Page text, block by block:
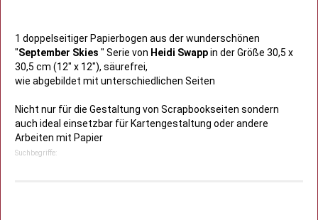
1 doppelseitiger Papierbogen aus der wunderschönen
"September Skies " Serie von Heidi Swappin der Größe 30,5 x
30,5 cm (12" x 12"), säurefrei,
wie abgebildet mit unterschiedlichen Seiten
Nicht nur für die Gestaltung von Scrapbookseiten sondern
auch ideal einsetzbar für Kartengestaltung oder andere
Arbeiten mit Papier
Suchbegriffe: